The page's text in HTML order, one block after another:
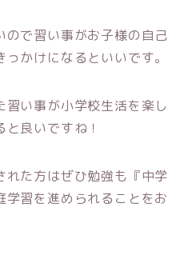
ので習い事がお子様の自己
かけになるといいです。
い事が小学校生活を楽し
良いですね！
れた方はぜひ勉強も『中学
習を進められることをお